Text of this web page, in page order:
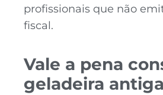
profissionais que não
fiscal.
Vale a pena
geladeira